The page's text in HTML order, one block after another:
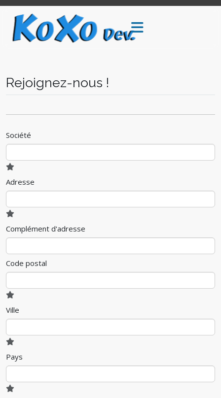
Rejoignez-nous !
Société
Adresse
Complément d'adresse
Code postal
Ville
Pays